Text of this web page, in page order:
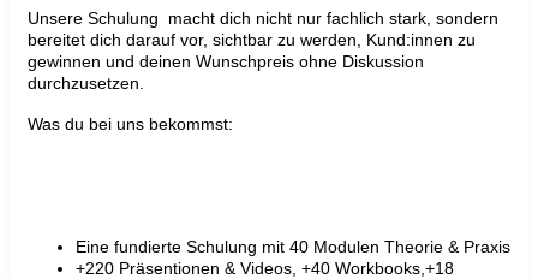
Unsere Schulung macht dich nicht nur fachlich stark, sondern
bereitet dich darauf vor, sichtbar zu werden, Kund:innen zu
gewinnen und deinen Wunschpreis ohne Diskussion
durchzusetzen.
Was du bei uns bekommst:
Eine fundierte Schulung mit 40 Modulen Theorie & Praxis
+220 Präsentionen & Videos, +40 Workbooks,+18